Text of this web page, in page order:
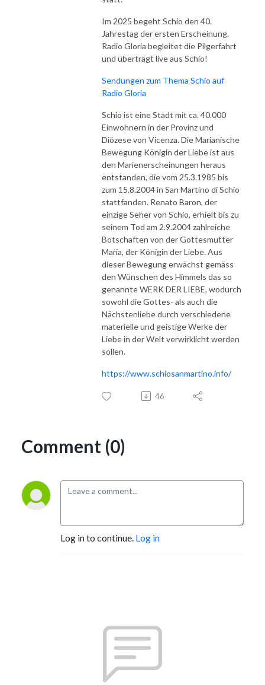
Im 2025 begeht Schio den 40.
Jahrestag der ersten Erscheinung.
Radio Gloria begleitet die Pilgerfahrt
und überträgt live aus Schio!
Sendungen zum Thema Schio auf
Radio Gloria
Schio ist eine Stadt mit ca. 40.000
Einwohnern in der Provinz und
Diözese von Vicenza. Die Marianische
Bewegung Königin der Liebe ist aus
den Marienerscheinungen heraus
entstanden, die vom 25.3.1985 bis
zum 15.8.2004 in San Martino di Schio
stattfanden. Renato Baron, der
einzige Seher von Schio, erhielt bis zu
seinem Tod am 2.9.2004 zahlreiche
Botschaften von der Gottesmutter
Maria, der Königin der Liebe. Aus
dieser Bewegung erwächst gemäss
den Wünschen des Himmels das so
genannte WERK DER LIEBE, wodurch
sowohl die Gottes- als auch die
Nächstenliebe durch verschiedene
materielle und geistige Werke der
Liebe in der Welt verwirklicht werden
sollen.
https://www.schiosanmartino.info/
46
Comment (0)
Log in to continue. Log in